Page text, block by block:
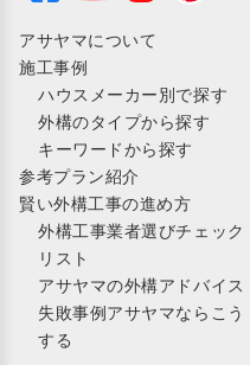
アサヤマについて
施工事例
ハウスメーカー別で探す
外構のタイプから探す
キーワードから探す
参考プラン紹介
賢い外構工事の進め方
外構工事業者選びチェック
リスト
アサヤマの外構アドバイス
失敗事例アサヤマならこう
する